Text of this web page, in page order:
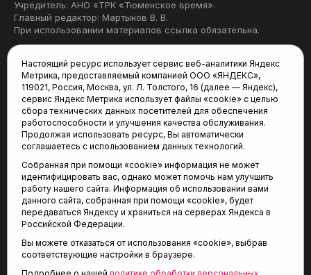
Учредитель: АНО «ТРК «Тюменское время».
Главный редактор: Мартынов В. В.
При использовании материалов ссылка обязательна.
Редакция:
625035, Тюмень, пр. Геологоразведчиков, 28А
(3452) 68-22-28
tum-arena@mail.ru
Отдел продаж:
(3452) 68-89-78
kotovaev@sibinformburo.ru
Настоящий ресурс использует сервис веб-аналитики Яндекс
Метрика, предоставляемый компанией ООО «ЯНДЕКС»,
119021, Россия, Москва, ул. Л. Толстого, 16 (далее — Яндекс),
сервис Яндекс Метрика использует файлы «cookie» с целью
сбора технических данных посетителей для обеспечения
работоспособности и улучшения качества обслуживания.
Продолжая использовать ресурс, Вы автоматически
соглашаетесь с использованием данных технологий.
Собранная при помощи «cookie» информация не может
идентифицировать вас, однако может помочь нам улучшить
работу нашего сайта. Информация об использовании вами
данного сайта, собранная при помощи «cookie», будет
передаваться Яндексу и храниться на серверах Яндекса в
Российской Федерации.
Вы можете отказаться от использования «cookie», выбрав
соответствующие настройки в браузере.